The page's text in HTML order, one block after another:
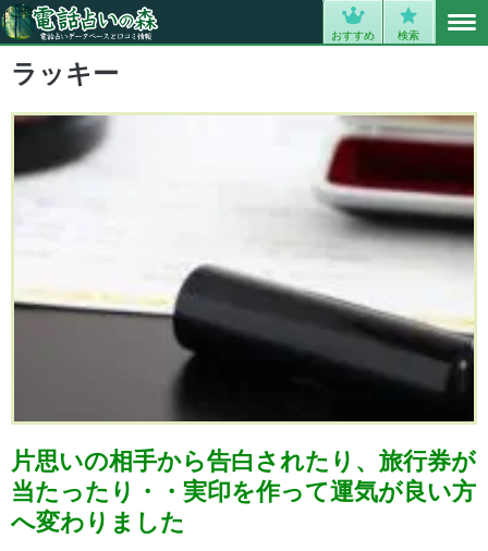
おすすめ 検索
ラッキー
片思いの相手から告白されたり、旅行券が
当たったり・・実印を作って運気が良い方
へ変わりました